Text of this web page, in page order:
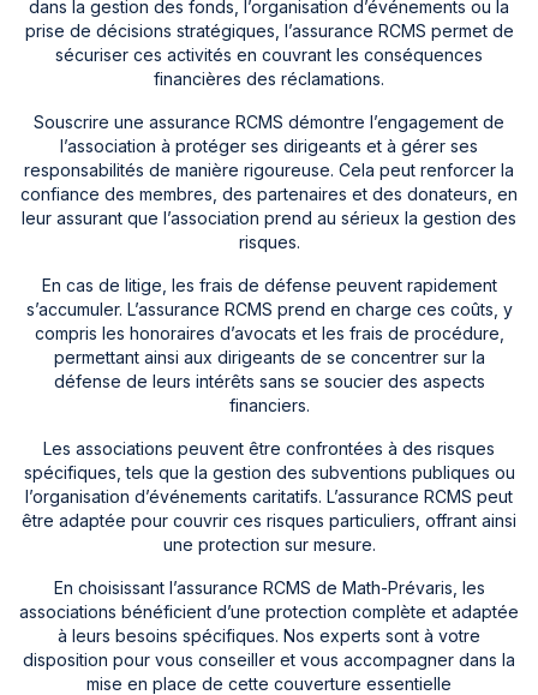
dans la gestion des fonds, l’organisation d’événements ou la
prise de décisions stratégiques, l’assurance RCMS permet de
sécuriser ces activités en couvrant les conséquences
financières des réclamations.
Souscrire une assurance RCMS démontre l’engagement de
l’association à protéger ses dirigeants et à gérer ses
responsabilités de manière rigoureuse. Cela peut renforcer la
confiance des membres, des partenaires et des donateurs, en
leur assurant que l’association prend au sérieux la gestion des
risques.
En cas de litige, les frais de défense peuvent rapidement
s’accumuler. L’assurance RCMS prend en charge ces coûts, y
compris les honoraires d’avocats et les frais de procédure,
permettant ainsi aux dirigeants de se concentrer sur la
défense de leurs intérêts sans se soucier des aspects
financiers.
Les associations peuvent être confrontées à des risques
spécifiques, tels que la gestion des subventions publiques ou
l’organisation d’événements caritatifs. L’assurance RCMS peut
être adaptée pour couvrir ces risques particuliers, offrant ainsi
une protection sur mesure.
En choisissant l’assurance RCMS de Math-Prévaris, les
associations bénéficient d’une protection complète et adaptée
à leurs besoins spécifiques. Nos experts sont à votre
disposition pour vous conseiller et vous accompagner dans la
mise en place de cette couverture essentielle